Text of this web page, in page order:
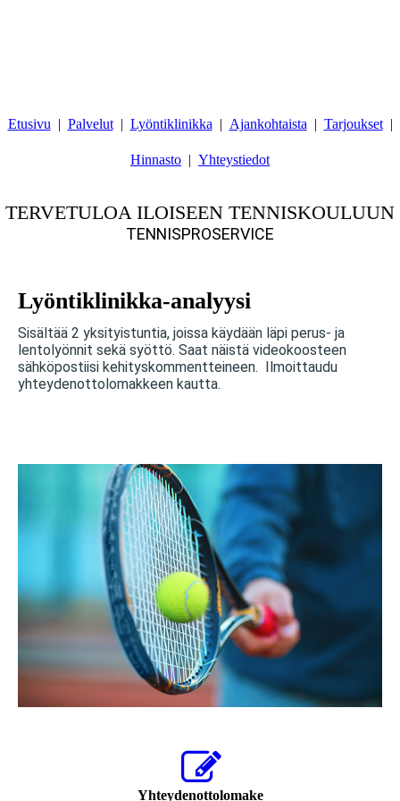
Etusivu Palvelut Lyöntiklinikka Ajankohtaista Tarjoukset
Hinnasto Yhteystiedot
TERVETULOA ILOISEEN TENNISKOULUUN
TENNISPROSERVICE
Lyöntiklinikka-analyysi
Sisältää 2 yksityistuntia, joissa käydään läpi perus- ja
lentolyönnit sekä syöttö. Saat näistä videokoosteen
sähköpostiisi kehityskommentteineen. Ilmoittaudu
yhteydenottolomakkeen kautta.
Yhteydenottolomake